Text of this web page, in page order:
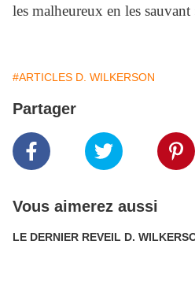
les malheureux en les
#ARTICLES D. WILKERSON
Partager
Vous aimerez aussi
LE DERNIER REVEIL D.